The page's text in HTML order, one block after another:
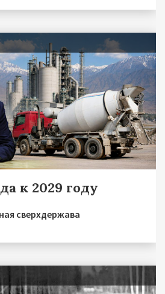
к 2029 году
сверхдержава